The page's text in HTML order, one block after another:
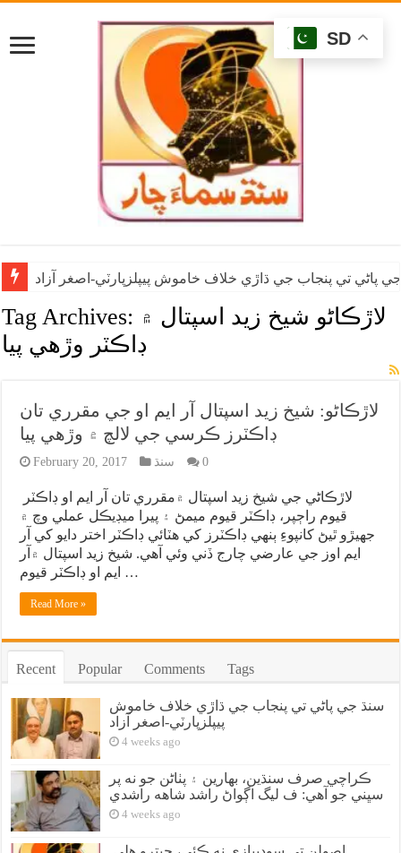
پاڻي تي پنجاب جي ڌاڙي خلاف خاموش پيپلزپارٽي-اصغر آزاد
Tag Archives: لاڙڪاڻو شيخ زيد اسپتال ۾
ڊاڪٽر وڙهي پيا
لاڙڪاڻو: شيخ زيد اسپتال آر ايم او جي مقرري تان
ڊاڪٽرز ڪرسي جي لالچ ۾ وڙهي پيا
February 20, 2017 سنڌ 0
قيوم راڄپر، ڊاڪٽر قيوم ميمڻ ۽ پيرا ميڊيڪل عملي وچ ۾
جهيڙو ٿيڻ کانپوءِ ٻنهي ڊاڪٽرز کي هٽائي ڊاڪٽر اختر دايو کي آر
ايم اوز جي عارضي چارج ڏني وئي آهي. شيخ زيد اسپتال ۾آر
ايم او ڊاڪٽر قيوم …
Read More »
Recent Popular Comments Tags
سنڌ جي پاڻي تي پنجاب جي ڌاڙي خلاف خاموش
پيپلزپارٽي-اصغر آزاد
4 weeks ago
ڪراچي صرف سنڌين، بهارين ۽ پٺاڻن جو نه پر
سڀني جو آهي: ف ليگ اڳواڻ راشد شاهه راشدي
4 weeks ago
SD